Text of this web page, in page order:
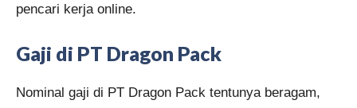
pencari kerja online.
Gaji di PT Dragon Pack
Nominal gaji di PT Dragon Pack tentunya beragam,